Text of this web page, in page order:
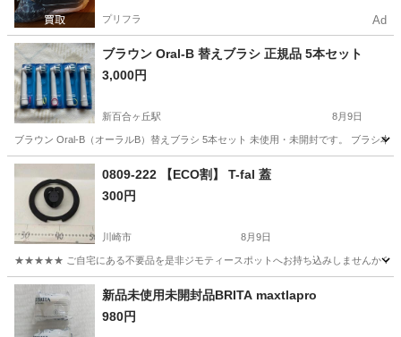
プリフラ Ad
ブラウン Oral-B 替えブラシ 正規品 5本セット
3,000円
新百合ヶ丘駅 8月9日
ブラウン Oral-B（オーラルB）替えブラシ 5本セット 未使用・未開封です。 ブラシ
神奈川 川崎市 新百合ヶ丘駅 生活雑貨 ブラシ
0809-222 【ECO割】 T-fal 蓋
300円
川崎市 8月9日
★★★★★ ご自宅にある不要品を是非ジモティースポットへお持ち込みしませんか？
神奈川 川崎市 調理器具 現地
新品未使用未開封品BRITA maxtlapro
980円